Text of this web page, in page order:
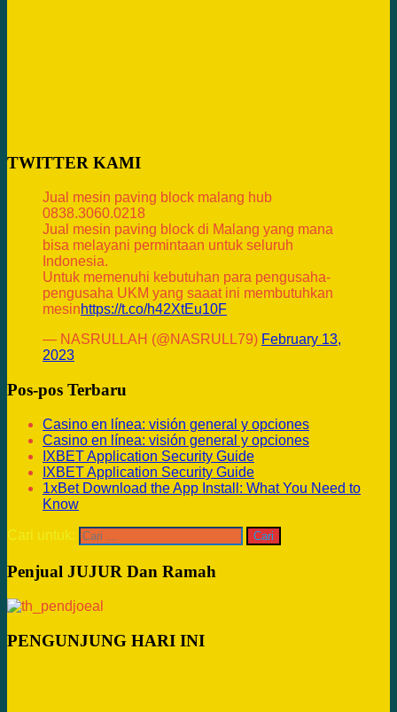
TWITTER KAMI
Jual mesin paving block malang hub
0838.3060.0218
Jual mesin paving block di Malang yang mana
bisa melayani permintaan untuk seluruh
Indonesia.
Untuk memenuhi kebutuhan para pengusaha-
pengusaha UKM yang saaat ini membutuhkan
mesinhttps://t.co/h42XtEu10F
— NASRULLAH (@NASRULL79) February 13,
2023
Pos-pos Terbaru
Casino en línea: visión general y opciones
Casino en línea: visión general y opciones
IXBET Application Security Guide
IXBET Application Security Guide
1xBet Download the App Install: What You Need to
Know
Cari untuk:
Penjual JUJUR Dan Ramah
PENGUNJUNG HARI INI